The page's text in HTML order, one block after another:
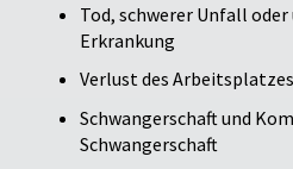
Tod, schwerer Unfall
Erkrankung
Verlust des Arbeitsplatzes
Schwangerschaft und
Schwangerschaft